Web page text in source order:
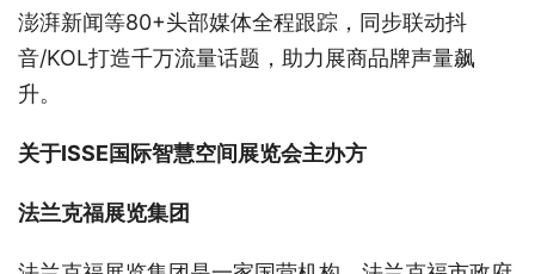
澎湃新闻等80+头部媒体全程跟踪，同步联动抖
音/KOL打造千万流量话题，助力展商品牌声量飙
升。
关于ISSE国际智慧空间展览会主办方
法兰克福展览集团